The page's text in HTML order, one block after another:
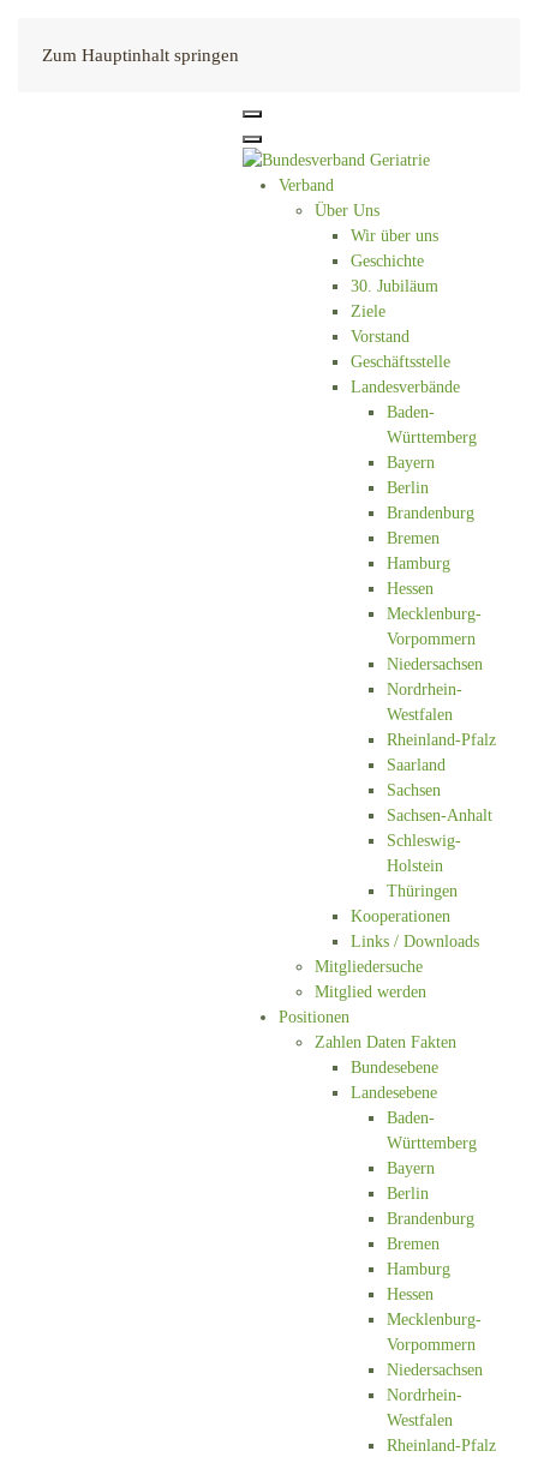
Zum Hauptinhalt springen
Verband
Über Uns
Wir über uns
Geschichte
30. Jubiläum
Ziele
Vorstand
Geschäftsstelle
Landesverbände
Baden-
Württemberg
Bayern
Berlin
Brandenburg
Bremen
Hamburg
Hessen
Mecklenburg-
Vorpommern
Niedersachsen
Nordrhein-
Westfalen
Rheinland-Pfalz
Saarland
Sachsen
Sachsen-Anhalt
Schleswig-
Holstein
Thüringen
Kooperationen
Links / Downloads
Mitgliedersuche
Mitglied werden
Positionen
Zahlen Daten Fakten
Bundesebene
Landesebene
Baden-
Württemberg
Bayern
Berlin
Brandenburg
Bremen
Hamburg
Hessen
Mecklenburg-
Vorpommern
Niedersachsen
Nordrhein-
Westfalen
Rheinland-Pfalz